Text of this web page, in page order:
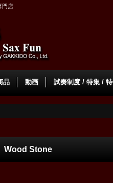
門店
品 動画 試奏制度 / 特集 /
Wood Stone